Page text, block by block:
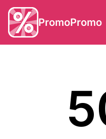
PromoPromo